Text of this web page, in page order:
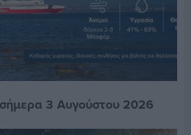
3 Αυγούστου 2026